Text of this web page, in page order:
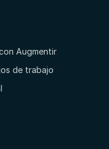
Augmentir
de trabajo